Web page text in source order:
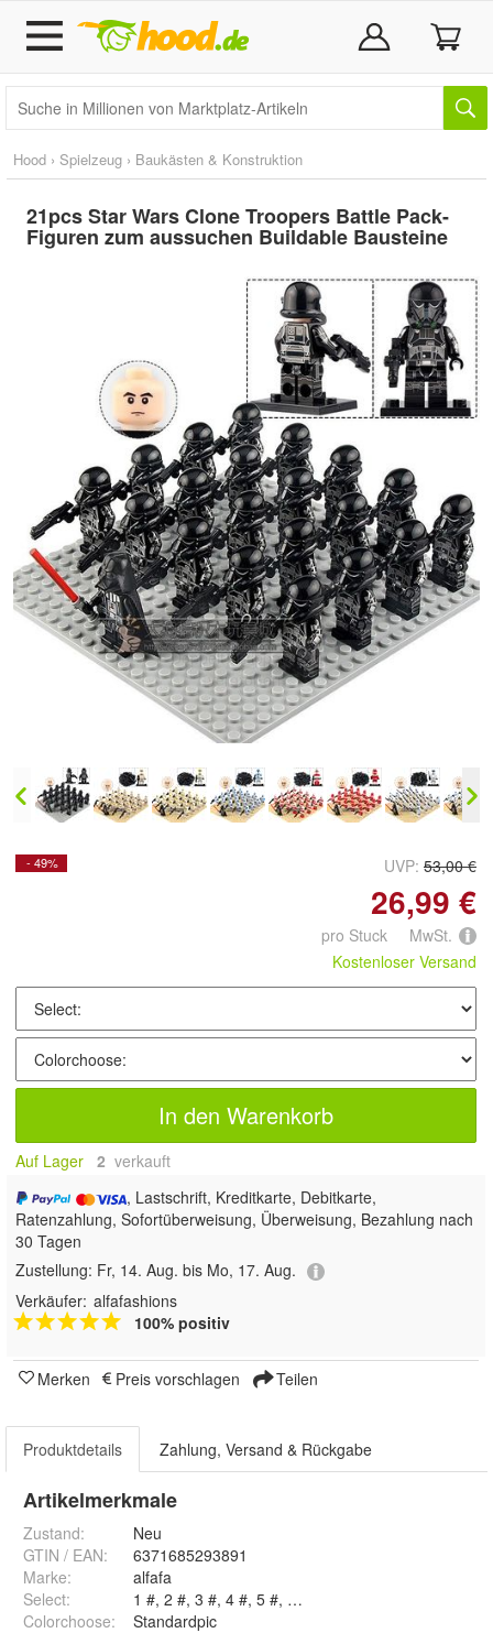
Hood › Spielzeug › Baukästen & Konstruktion
21pcs Star Wars Clone Troopers Battle Pack-
Figuren zum aussuchen Buildable Bausteine
Doppelt antippen zum
vergrößern
- 49% UVP: 53,00 €
26,99 €
pro Stuck MwSt.
Kostenloser Versand
In den Warenkorb
Auf Lager 2 verkauft
, Lastschrift, Kreditkarte, Debitkarte,
Ratenzahlung, Sofortüberweisung, Überweisung, Bezahlung nach
30 Tagen
Zustellung: Fr, 14. Aug. bis Mo, 17. Aug.
Verkäufer: alfafashions
100% positiv
Merken Preis vorschlagen Teilen
Produktdetails Zahlung, Versand & Rückgabe
Artikelmerkmale
Zustand:
Neu
GTIN / EAN:
6371685293891
Marke:
alfafa
Select:
Colorchoose: Standardpic